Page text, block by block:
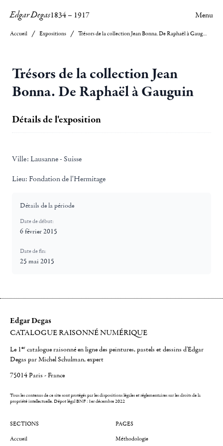
Edgar Degas1834– 1917 Menu
Accueil Expositions Trésors de la collection Jean Bonna. De Raphaël à Gauguin
Trésors de la collection Jean
Bonna. De Raphaël à Gauguin
Détails de l'exposition
Ville: Lausanne - Suisse
Lieu: Fondation de l'Hermitage
Détails de la période
Date de début:
6 février 2015
Date de fin:
25 mai 2015
Edgar Degas
CATALOGUE RAISONNÉ NUMÉRIQUE
Le 1er catalogue raisonné en ligne des peintures, pastels et dessins d'Edgar
Degas par Michel Schulman, expert
75014 Paris - France
Tous les contenus de ce site sont protégés par les dispositions légales et réglementaires sur les droits de la
propriété intellectuelle.Dépot légal BNF : 1er décembre 2022
SECTIONS
Accueil
PAGES
Méthodologie